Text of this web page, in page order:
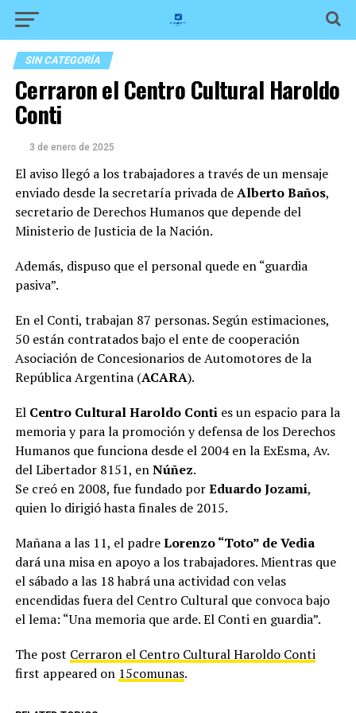
SIN CATEGORÍA
Cerraron el Centro Cultural Haroldo
Conti
3 de enero de 2025
El aviso llegó a los trabajadores a través de un mensaje
enviado desde la secretaría privada deAlberto Baños,
secretario de Derechos Humanos que depende del
Ministerio de Justicia de la Nación.
Además, dispuso que el personal quede en “guardia
pasiva”.
En el Conti, trabajan 87 personas. Según estimaciones,
50 están contratados bajo el ente de cooperación
Asociación de Concesionarios de Automotores de la
República Argentina (ACARA).
El Centro Cultural Haroldo Conties un espacio para la
memoria y para la promoción y defensa de los Derechos
Humanos que funciona desde el 2004 en la ExEsma, Av.
del Libertador 8151, enNúñez.
Se creó en 2008, fue fundado porEduardo Jozami,
quien lo dirigió hasta finales de 2015.
Mañana a las 11, el padreLorenzo “Toto” de Vedia
dará una misa en apoyo a los trabajadores. Mientras que
el sábado a las 18 habrá una actividad con velas
encendidas fuera del Centro Cultural que convoca bajo
el lema: “Una memoria que arde. El Conti en guardia”.
The post Cerraron el Centro Cultural Haroldo Conti
first appeared on 15comunas.